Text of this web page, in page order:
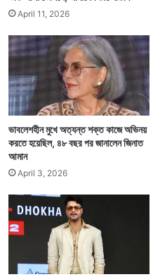
মিডিয়ায়। — সংবাদ
April 11, 2026
ভাবলেশহীন মুখে অত্যন্ত শক্ত কাজে অভিনয়
করতে হয়েছিল, ৪৮ বছর পর জানালেন জিনাত
আমান
April 3, 2026